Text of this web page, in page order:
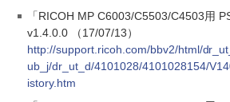
「RICOH MP C6003/C5503/C4503用
v1.4.0.0 （17/07/13）
http://support.ricoh.com/bbv2/html/
ub_j/dr_ut_d/4101028/4101028154/
istory.htm